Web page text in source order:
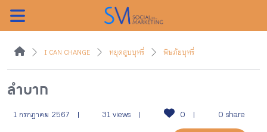
ค้นหา
หน้าแรกแคมเปญ
I CAN CHANGE หยุดสูบบุหรี่ พิษภัยบุหรี่
ลำบาก
1 กรกฎาคม 2567 31 views 0 0 share